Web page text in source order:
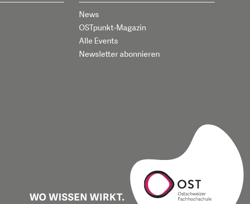
News
OSTpunkt-Magazin
Alle Events
Newsletter abonnieren